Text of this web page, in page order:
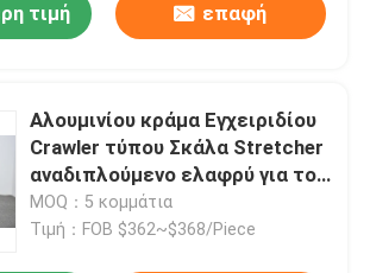
τιμή επαφή
Αλουμινίου κράμα Εγχειριδίου
Crawler τύπου Σκάλα Stretcher
αναδιπλούμενο ελαφρύ για το
νοσοκομείο μεταφορά
ασθενών
MOQ：5 κομμάτια
Τιμή：FOB $362~$368/Piece